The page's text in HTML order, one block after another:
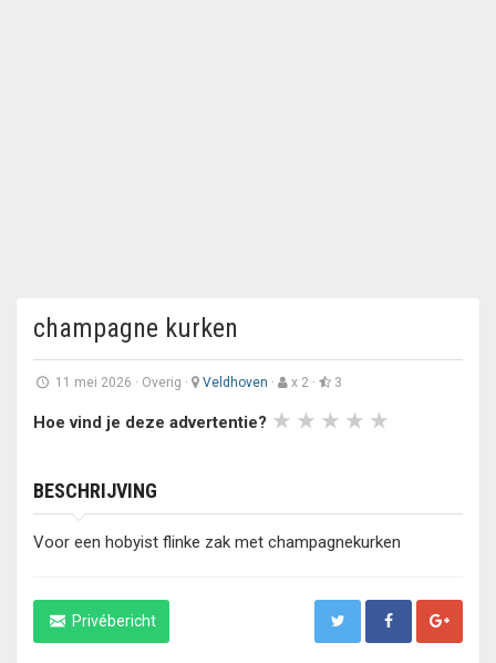
champagne kurken
11 mei 2026 · Overig · Veldhoven · x 2 · 3
Hoe vind je deze advertentie?
BESCHRIJVING
Voor een hobyist flinke zak met champagnekurken
Privébericht